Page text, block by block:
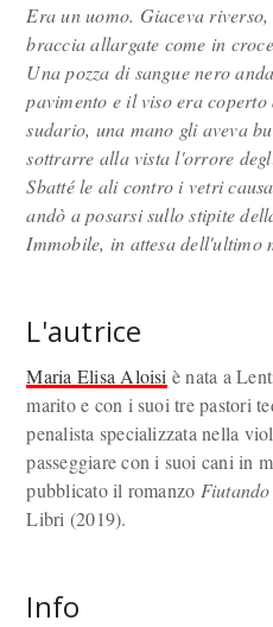
Era un uomo. Giaceva
braccia allargate come in croce
Una pozza di sangue nero
pavimento e il viso era
sudario, una mano gli aveva
sottrarre alla vista l'orrore
Sbatté le ali contro i vetri
andò a posarsi sullo stipite
Immobile, in attesa dell'ultimo
L'autrice
Maria Elisa Aloisi è nata a
marito e con i suoi tre pastori
penalista specializzata nella
passeggiare con i suoi cani in
pubblicato il romanzo
Libri (2019).
Info